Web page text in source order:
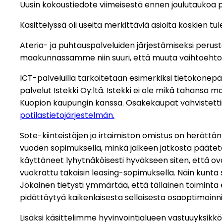
Uusin kokoustiedote viimeisestä ennen
Käsittelyssä oli useita merkittäviä asioita koskien
Ateria- ja puhtauspalveluiden järjestämiseksi
maakunnassamme niin suuri, että muuta
ICT-palveluilla tarkoitetaan esimerkiksi
palvelut Istekki Oy:ltä. Istekki ei ole mikä tahansa
Kuopion kaupungin kanssa. Osakekaupat
potilastietojärjestelmän.
Sote-kiinteistöjen ja irtaimiston omistus on
vuoden sopimuksella, minkä jälkeen jatkosta
käyttäneet lyhytnäköisesti hyväkseen siten, että
vuokrattu takaisin leasing-sopimuksella. Näin
Jokainen tietysti ymmärtää, että tällainen toiminta
pidättäytyä kaikenlaisesta sellaisesta
Lisäksi käsittelimme hyvinvointialueen